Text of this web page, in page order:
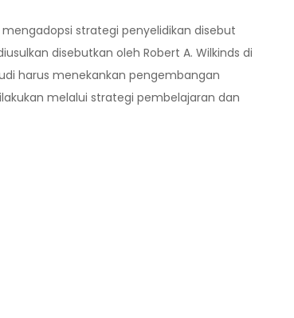
strategi penyelidikan disebut
disebutkan oleh Robert A. Wilkinds di
harus menekankan pengembangan
melalui strategi pembelajaran dan